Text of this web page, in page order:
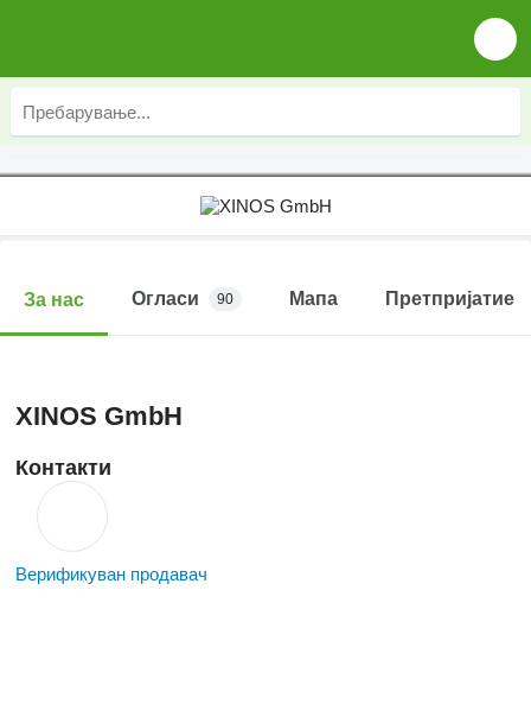
За нас Огласи 90 Мапа Претпријатие
XINOS GmbH
Контакти
Верификуван продавач